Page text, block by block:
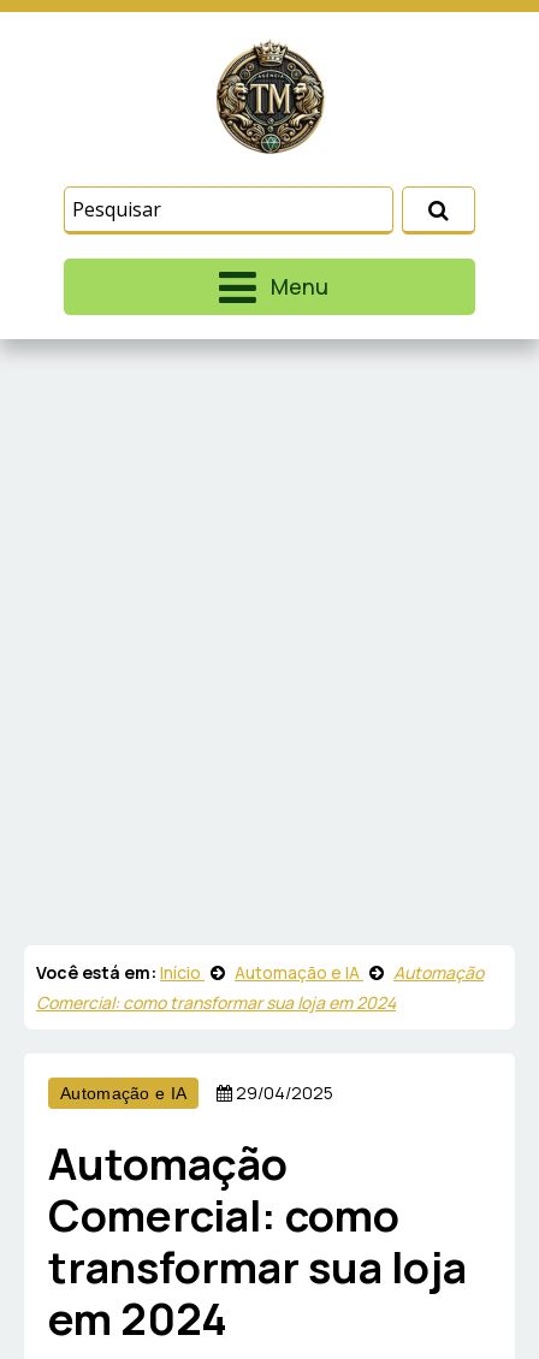
Menu
Você está em: Início Automação e IA
Automação
Comercial: como transformar sua loja em 2024
Automação e IA 29/04/2025
Automação
Comercial: como
transformar sua loja
em 2024
similares para lembrar e entender como você usa
nosso site, analisar seu uso de nossos produtos
e serviços, ajudar com nossos esforços de
marketing e fornecer conteúdo de terceiros. Leia
Termos e CondiçõesePolítica de